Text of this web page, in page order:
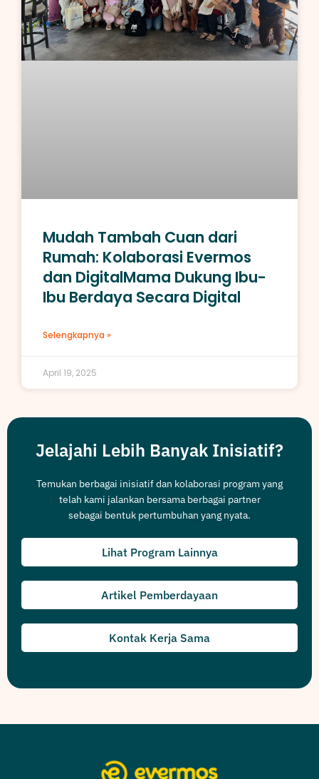
Mudah Tambah Cuan dari
Rumah: Kolaborasi Evermos
dan DigitalMama Dukung Ibu-
Ibu Berdaya Secara Digital
Selengkapnya »
April 19, 2025
Jelajahi Lebih Banyak Inisiatif?
Temukan berbagai inisiatif dan kolaborasi program yang
telah kami jalankan bersama berbagai partner
sebagai bentuk pertumbuhan yang nyata.
Lihat Program Lainnya
Artikel Pemberdayaan
Kontak Kerja Sama